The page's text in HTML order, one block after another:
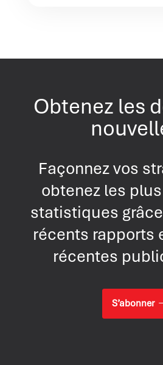
Obtenez les
Façonnez vos
obtenez les
statistiques
récents rapports
récentes
S’abonner